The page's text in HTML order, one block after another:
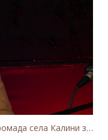
Жінки, які захищають Карпати. Як громада села Калини захищає річку Тересву від забудови МГЕС